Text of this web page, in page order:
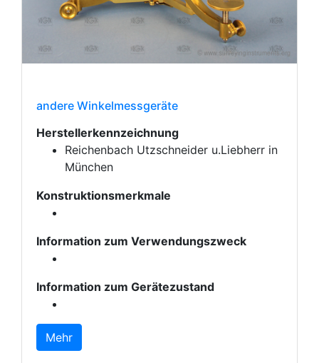
andere Winkelmessgeräte
Herstellerkennzeichnung
Reichenbach Utzschneider u.Liebherr in
München
Konstruktionsmerkmale
Information zum Verwendungszweck
Information zum Gerätezustand
Mehr